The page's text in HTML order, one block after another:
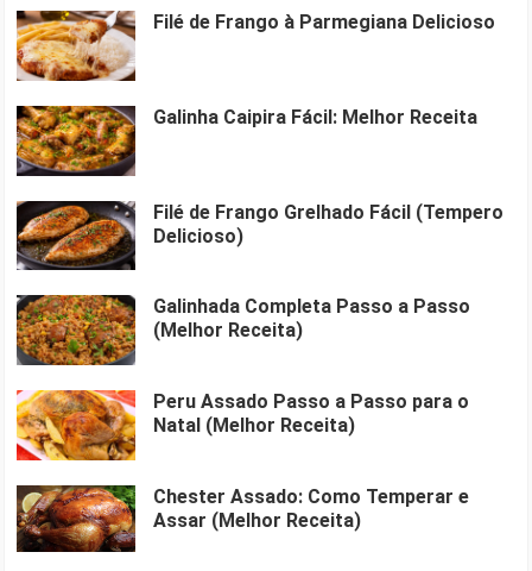
Filé de Frango à Parmegiana Delicioso
Galinha Caipira Fácil: Melhor Receita
Filé de Frango Grelhado Fácil (Tempero
Delicioso)
Galinhada Completa Passo a Passo
(Melhor Receita)
Peru Assado Passo a Passo para o
Natal (Melhor Receita)
Chester Assado: Como Temperar e
Assar (Melhor Receita)